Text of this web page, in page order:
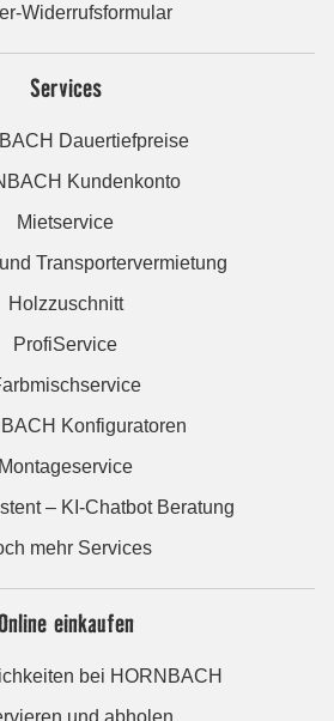
Widerrufsformular
Services
Dauertiefpreise
Kundenkonto
Mietservice
Transportervermietung
Holzzuschnitt
ProfiService
Konfiguratoren
Montageservice
– KI-Chatbot Beratung
mehr Services
einkaufen
bei HORNBACH
und abholen